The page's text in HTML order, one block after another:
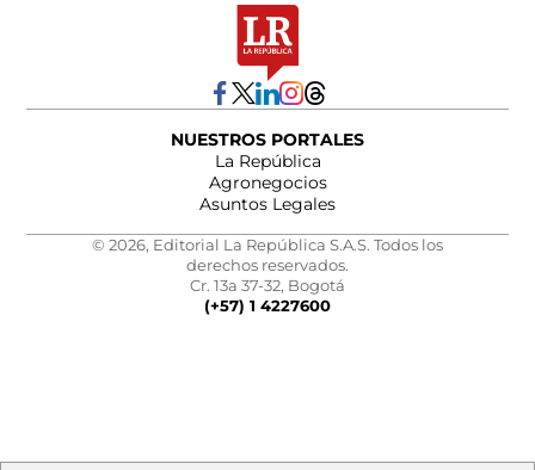
NUESTROS PORTALES
La República
Agronegocios
Asuntos Legales
© 2026, Editorial La República S.A.S. Todos los
derechos reservados.
Cr. 13a 37-32, Bogotá
(+57) 1 4227600